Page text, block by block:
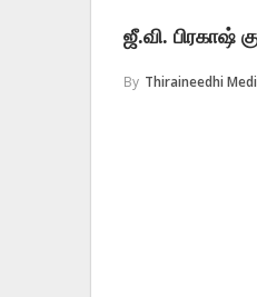
ஜீ.வி. பிரகாஷ்
By Thiraineedhi